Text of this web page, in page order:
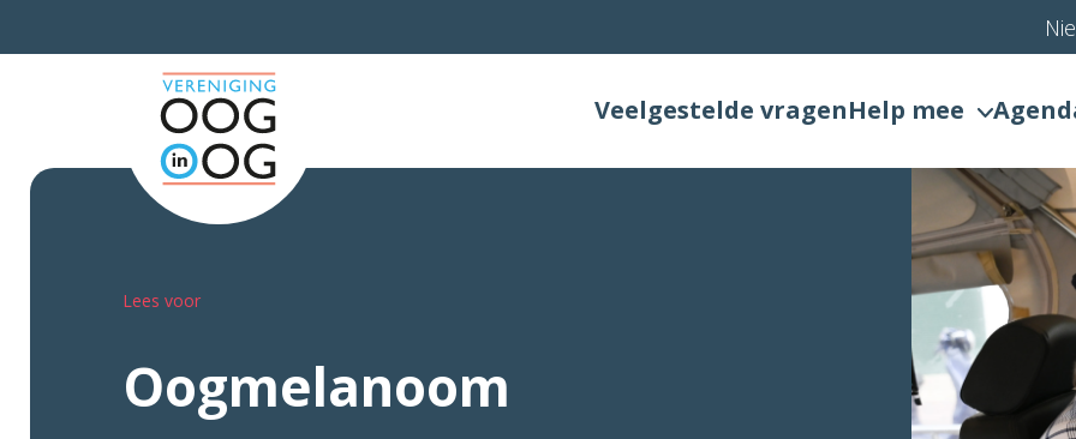
Veelgestelde vragenHelp mee
Lees voor
Oogmelanoom